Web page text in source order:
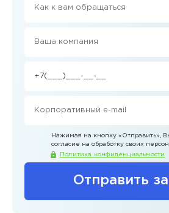
Отправить
Нажимая на кнопку «Отправить» ,
согласие на обработку своих
Политика конфиденциальности